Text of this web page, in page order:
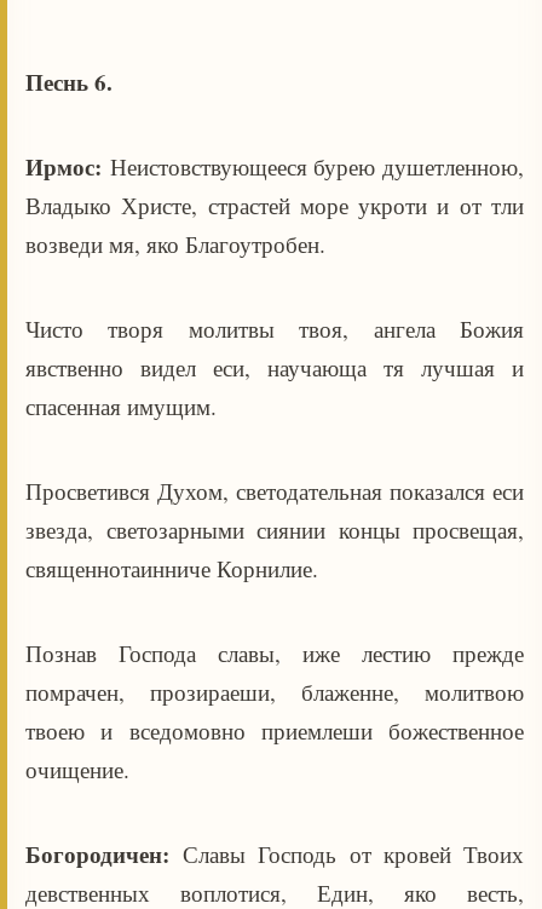
Песнь 6.
Ирмос: Неистовствующееся бурею душетленною,
Владыко Христе, страстей море укроти и от тли
возведи мя, яко Благоутробен.
Чисто творя молитвы твоя, ангела Божия
явственно видел еси, научающа тя лучшая и
спасенная имущим.
Просветився Духом, светодательная показался еси
звезда, светозарными сиянии концы просвещая,
священнотаинниче Корнилие.
Познав Господа славы, иже лестию прежде
помрачен, прозираеши, блаженне, молитвою
твоею и вседомовно приемлеши божественное
очищение.
Богородичен:Славы Господь от кровей Твоих
девственных воплотися, Един, яко весть,